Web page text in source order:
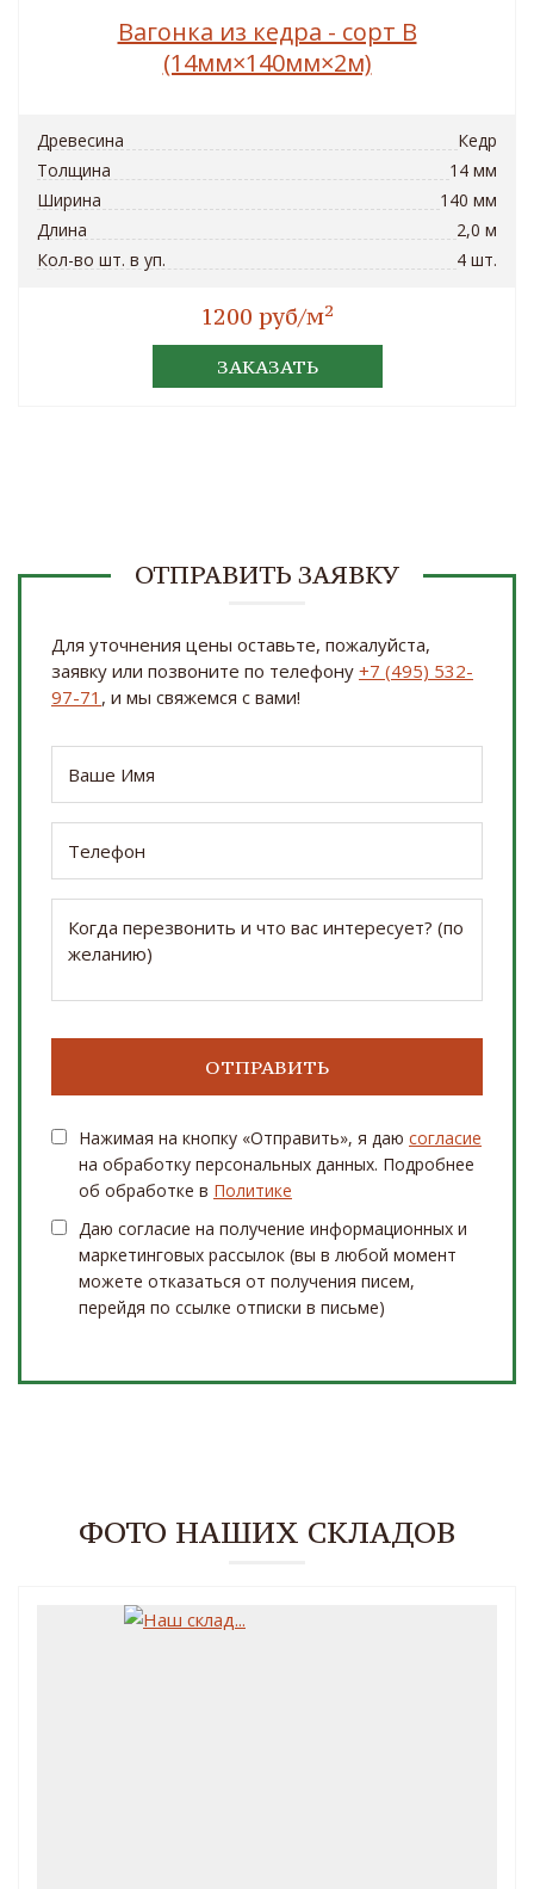
Вагонка из кедра - сорт B
(14мм×140мм×2м)
Древесина
Кедр
Толщина
14 мм
Ширина
140 мм
Длина
2,0 м
Кол-во шт. в уп.
4 шт.
1200 руб/м2
ЗАКАЗАТЬ
ОТПРАВИТЬ ЗАЯВКУ
Для уточнения цены оставьте, пожалуйста,
заявку или позвоните по телефону +7 (495) 532-
97-71 , и мы свяжемся с вами!
Нажимая на кнопку «Отправить», я даю согласие
на обработку персональных данных. Подробнее
об обработке в Политике
Даю согласие на получение информационных и
маркетинговых рассылок (вы в любой момент
можете отказаться от получения писем,
перейдя по ссылке отписки в письме)
ФОТО НАШИХ СКЛАДОВ